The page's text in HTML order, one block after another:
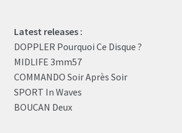
Latest releases :
DOPPLER Pourquoi Ce Disque ?
MIDLIFE 3mm57
COMMANDO Soir Après Soir
SPORT In Waves
BOUCAN Deux